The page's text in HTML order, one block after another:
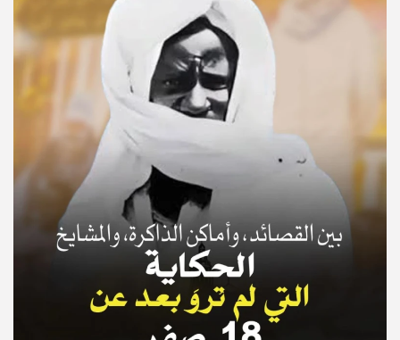
© Copyright 2025, APS